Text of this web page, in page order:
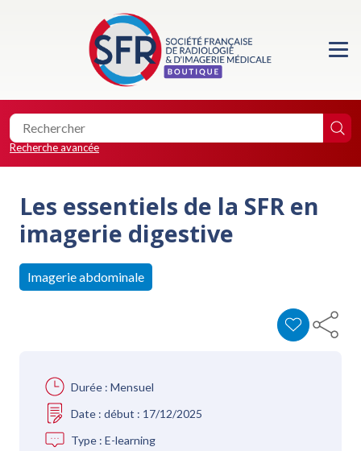
Accueil
Formations
Location de salle
Recherche avancée
Les essentiels de la SFR en
imagerie digestive
Imagerie abdominale
Durée : Mensuel
Date : début : 17/12/2025
Type : E-learning